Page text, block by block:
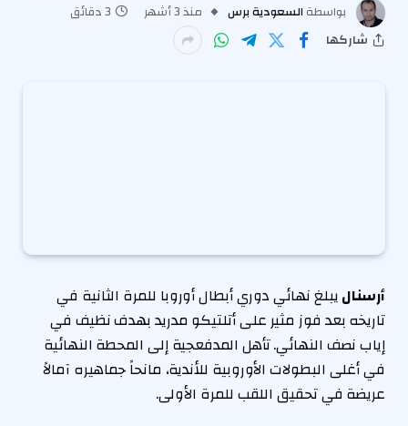
بواسطة السعودية برس منذ 3 أشهر
3 دقائق
شاركها
أرسناليبلغ نهائي دوري أبطال أوروبا للمرة الثانية في
تاريخه بعد فوز مثير على أتلتيكو مدريد بهدف نظيف في
إياب نصف النهائي. تأهل المدفعجية إلى المحطة النهائية
في أغلى البطولات الأوروبية للأندية، مانحاً جماهيره آمالاً
عريضة في تحقيق اللقب للمرة الأولى.